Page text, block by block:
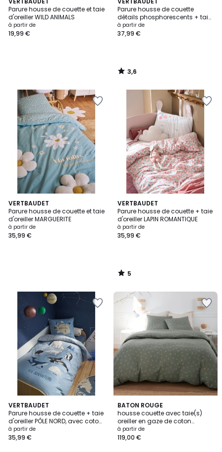
Parure housse de couette et taie
d'oreiller WILD ANIMALS
à partir de
19,99 €
Parure housse de couette
détails phosphorescents + taie
d'oreiller OURS POLAIRE
à partir de
37,99 €
/ 5
3,6
/
VERTBAUDET
Parure housse de couette et taie
d'oreiller MARGUERITE
à partir de
35,99 €
VERTBAUDET
Parure housse de couette + taie
d'oreiller LAPIN ROMANTIQUE
à partir de
35,99 €
5
/
5
5
/
VERTBAUDET
Parure housse de couette + taie
d'oreiller PÔLE NORD, avec coton
recyclé
à partir de
35,99 €
BATON ROUGE
housse couette avec taie(s)
oreiller en gaze de coton
imprimée, Celestine
à partir de
119,00 €
5
/
5